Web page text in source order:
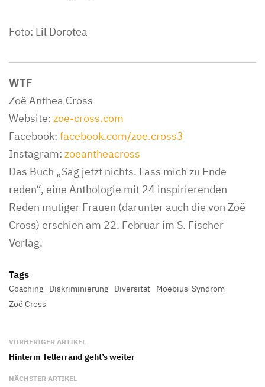
Foto: Lil Dorotea
WTF
Zoë Anthea Cross
Website: zoe-cross.com
Facebook: facebook.com/zoe.cross3
Instagram: zoeantheacross
Das Buch „Sag jetzt nichts. Lass mich zu Ende
reden“, eine Anthologie mit 24 inspirierenden
Reden mutiger Frauen (darunter auch die von Zoë
Cross) erschien am 22. Februar im S. Fischer
Verlag.
Tags
Coaching Diskriminierung Diversität
Moebius-Syndrom
Zoë Cross
VORHERIGER ARTIKEL
Hinterm Tellerrand geht’s weiter
NÄCHSTER ARTIKEL